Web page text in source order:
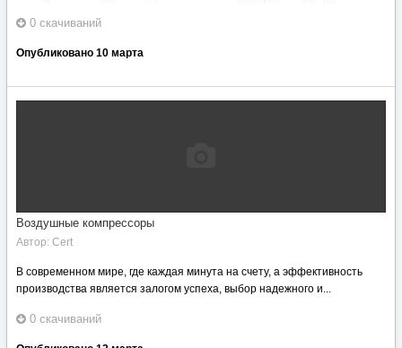
0 скачиваний
Опубликовано 10 марта
Воздушные компрессоры
Автор: Cert
В современном мире, где каждая минута на счету, а эффективность
производства является залогом успеха, выбор надежного и...
0 скачиваний